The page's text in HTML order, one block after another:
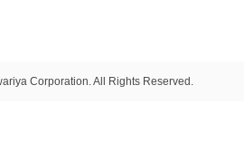
Corporation. All Rights Reserved.